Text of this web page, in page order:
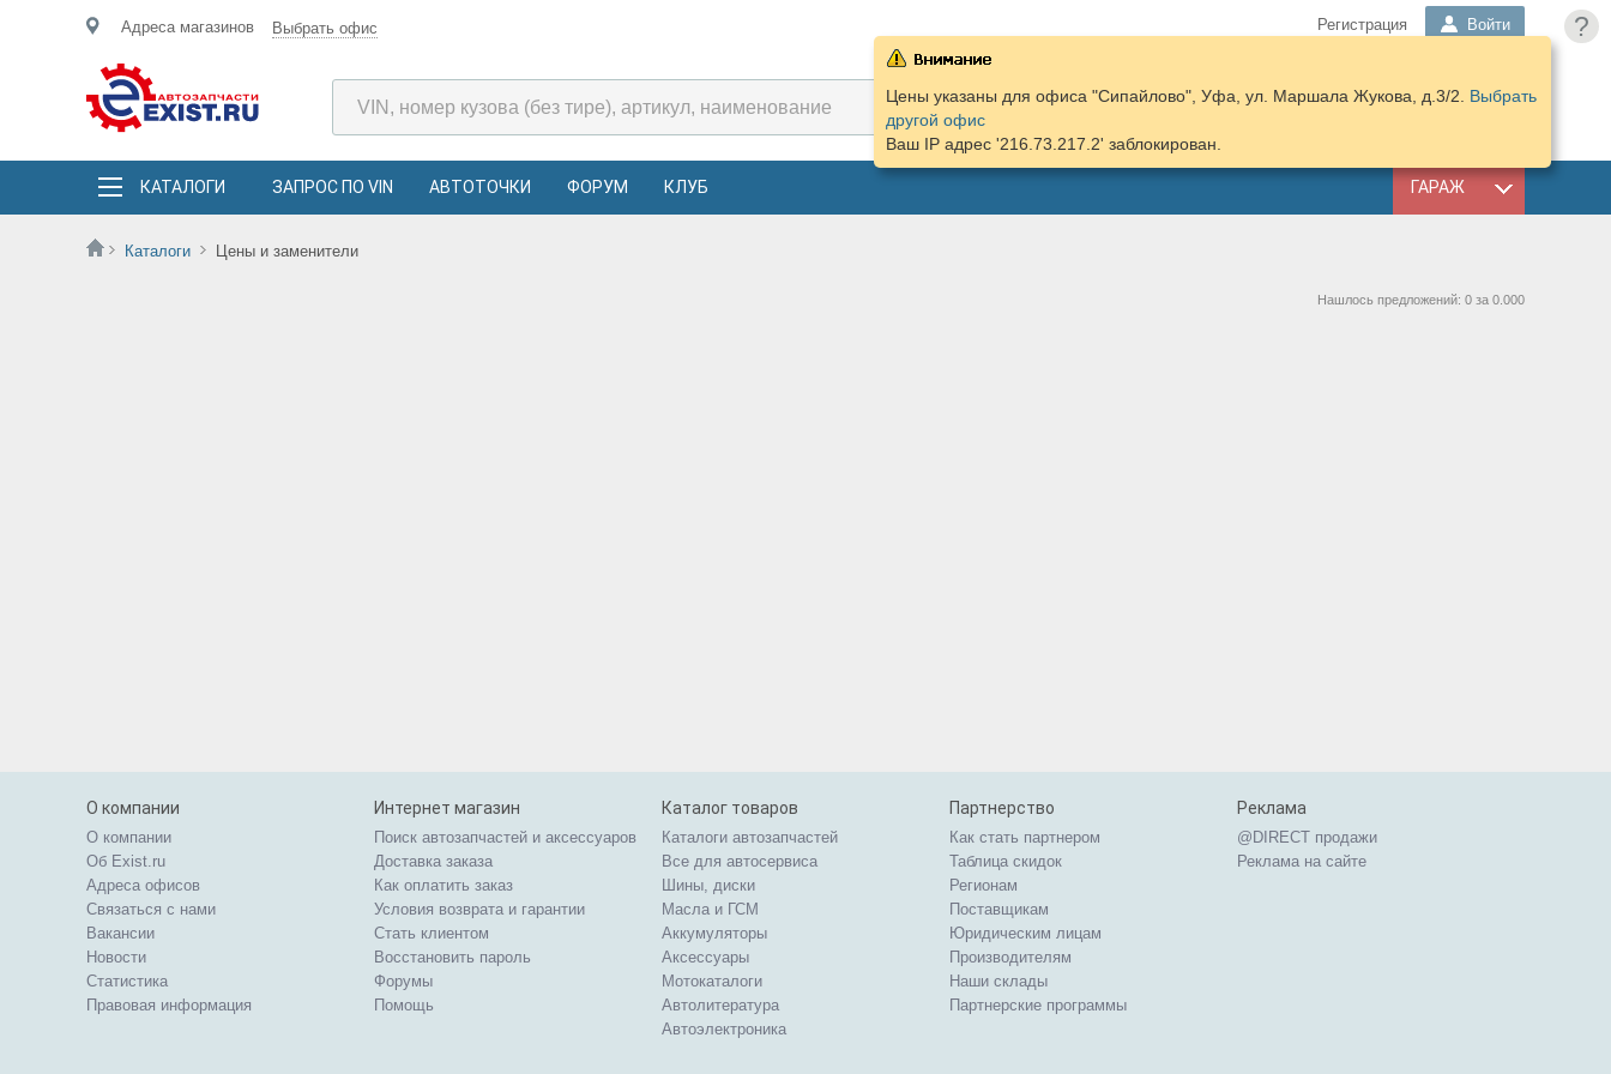
?
Адреса магазинов Выбрать офис Регистрация Войти
КОРЗИНА
ПОДОБРАТЬ
КАТАЛОГИ ЗАПРОС ПО VIN АВТОТОЧКИ ФОРУМ КЛУБ ГАРАЖ
Каталоги Цены и заменители
Цены указаны для офиса "Сипайлово", Уфа, ул. Маршала Жукова, д.3/2. Выбрать
другой офис
Ваш IP адрес '216.73.217.2' заблокирован.
Нашлось предложений: 0 за 0.000
О компании
О компании
Об Exist.ru
Адреса офисов
Связаться с нами
Вакансии
Новости
Статистика
Правовая информация
Интернет магазин
Поиск автозапчастей и аксессуаров
Доставка заказа
Как оплатить заказ
Условия возврата и гарантии
Стать клиентом
Восстановить пароль
Форумы
Помощь
Каталог товаров
Каталоги автозапчастей
Все для автосервиса
Шины, диски
Масла и ГСМ
Аккумуляторы
Аксессуары
Мотокаталоги
Автолитература
Автоэлектроника
Партнерство
Как стать партнером
Таблица скидок
Регионам
Поставщикам
Юридическим лицам
Производителям
Наши склады
Партнерские программы
Реклама
@DIRECT продажи
Реклама на сайте